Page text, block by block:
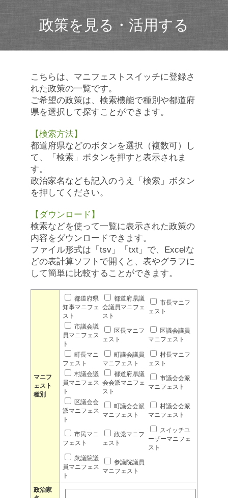
政策を見る・活用する
こちらは、マニフェストスイッチに登録さ
れた政策の一覧です。
ご希望の政策は、検索機能で種別や都道府
県を選択して探すことができます。
【検索方法】
都道府県などのボタンを選択（複数可）し
て、「検索」ボタンを押すと表示されま
す。
政治家名なども記入のうえ「検索」ボタン
を押してください。
【ダウンロード】
検索などを使って一覧に表示された政策の
内容をダウンロードできます。
ファイル形式は「tsv」「txt」で、Excelな
どの表計算ソフトで開くと、表やグラフに
して簡単に比較することができます。
マニフ
ェスト
種別
都道府県
知事マニフェ
スト
都道府県議
会議員マニフェ
スト
市長マニフ
ェスト
市議会議
員マニフェス
ト
区長マニフ
ェスト
区議会議員
マニフェスト
町長マニ
フェスト
町議会議員
マニフェスト
村長マニフ
ェスト
村議会議
員マニフェス
ト
都道府県議
会会派マニフェ
スト
市議会会派
マニフェスト
区議会会
派マニフェス
ト
町議会会派
マニフェスト
村議会会派
マニフェスト
市民マニ
フェスト
政党マニフ
ェスト
スイッチユ
ーザーマニフェ
スト
衆議院議
員マニフェス
ト
参議院議員
マニフェスト
政治家